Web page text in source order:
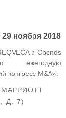
29 ноября 2018
и Cbonds
ежегодную
конгресс M&A».
Д. 7)